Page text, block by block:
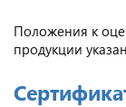
Положения к
продукции